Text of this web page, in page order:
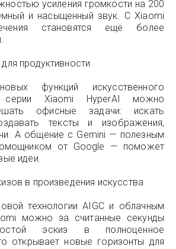
усиления громкости на 200
и насыщенный звук. С Xiaomi
становятся ещё более
продуктивности
функций искусственного
серии Xiaomi HyperAI можно
офисные задачи: искать
тексты и изображения,
А общение с Gemini — полезным
от Google — поможет
идеи.
в произведения искусства
технологии AIGC и облачным
можно за считанные секунды
эскиз в полноценное
открывает новые горизонты для